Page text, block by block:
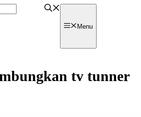
Menu
tv tunner